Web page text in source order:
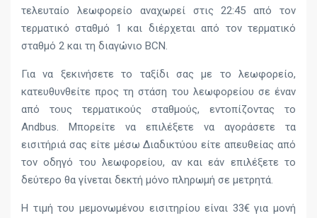
τελευταίο λεωφορείο αναχωρεί στις 22:45 από τον
τερματικό σταθμό 1 και διέρχεται από τον τερματικό
σταθμό 2 και τη διαγώνιο BCN.
Για να ξεκινήσετε το ταξίδι σας με το λεωφορείο,
κατευθυνθείτε προς τη στάση του λεωφορείου σε έναν
από τους τερματικούς σταθμούς, εντοπίζοντας το
Andbus. Μπορείτε να επιλέξετε να αγοράσετε τα
εισιτήριά σας είτε μέσω Διαδικτύου είτε απευθείας από
τον οδηγό του λεωφορείου, αν και εάν επιλέξετε το
δεύτερο θα γίνεται δεκτή μόνο πληρωμή σε μετρητά.
Η τιμή του μεμονωμένου εισιτηρίου είναι 33€ για μονή